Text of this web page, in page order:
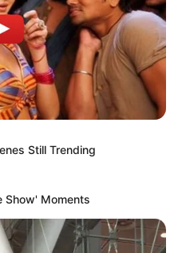
разі переходу діючого
на роботу у Офіс
цеповідомляє
опираючись на власні
Still Trending
Show' Moments